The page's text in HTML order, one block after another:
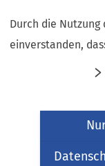
Durch die
einverstanden,
Inhalt